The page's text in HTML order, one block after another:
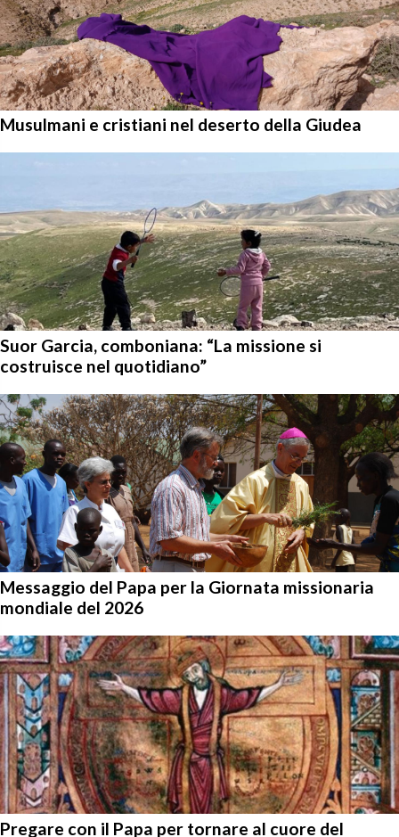
Musulmani e cristiani nel deserto della Giudea
Suor Garcia, comboniana: “La missione si
costruisce nel quotidiano”
Messaggio del Papa per la Giornata missionaria
mondiale del 2026
Pregare con il Papa per tornare al cuore del